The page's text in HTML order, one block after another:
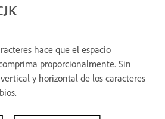
hace que el espacio
proporcionalmente. Sin
y horizontal de los caracteres